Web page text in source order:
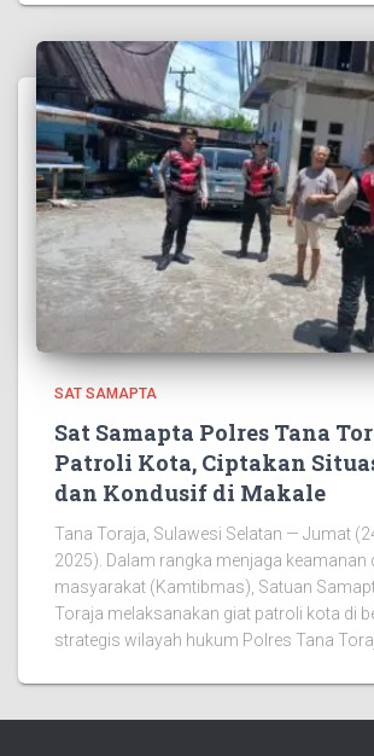
SAT SAMAPTA
Sat Samapta Polres Tana
Patroli Kota, Ciptakan
dan Kondusif di Makale
Tana Toraja, Sulawesi Selatan — Jumat
2025). Dalam rangka menjaga keamanan
masyarakat (Kamtibmas), Satuan
Toraja melaksanakan giat patroli kota di
strategis wilayah hukum Polres Tana